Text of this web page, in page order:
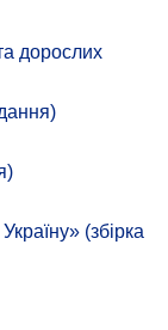
дорослих
(збірка